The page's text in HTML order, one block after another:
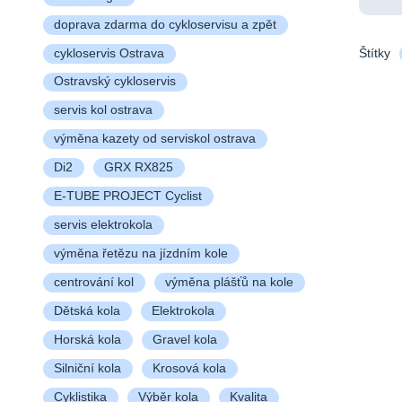
doprava zdarma do cykloservisu a zpět
cykloservis Ostrava
Ostravský cykloservis
servis kol ostrava
výměna kazety od serviskol ostrava
Di2 GRX RX825
E-TUBE PROJECT Cyclist
servis elektrokola
výměna řetězu na jízdním kole
centrování kol výměna plášťů na kole
Dětská kola Elektrokola
Horská kola Gravel kola
Silniční kola Krosová kola
Cyklistika Výběr kola Kvalita
Štítky